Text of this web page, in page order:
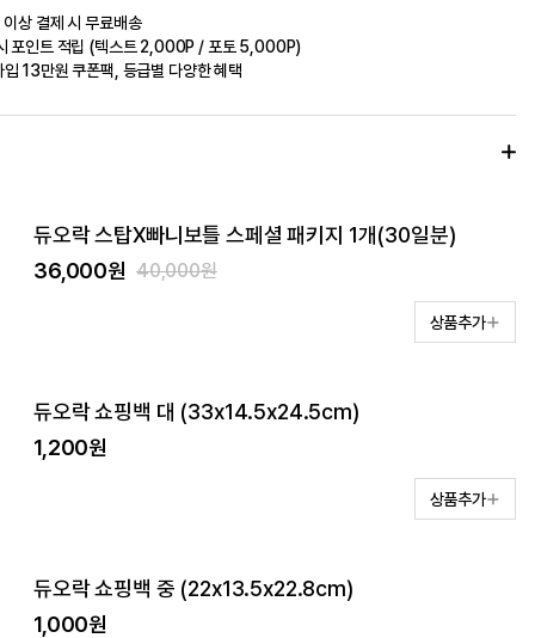
상 결제 시 무료배송
포인트 적립 (텍스트 2,000P / 포토 5,000P)
입 13만원 쿠폰팩, 등급별 다양한 혜택
듀오락 스탑X빠니보틀 스페셜 패키지 1개(30일분)
36,000원 40,000원
상품추가
듀오락 쇼핑백 대 (33x14.5x24.5cm)
1,200원
상품추가
듀오락 쇼핑백 중 (22x13.5x22.8cm)
1,000원